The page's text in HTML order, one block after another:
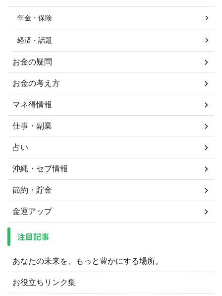
年金・保険
経済・話題
お金の疑問
お金の考え方
マネ得情報
仕事・副業
占い
沖縄・セブ情報
節約・貯金
金運アップ
注目記事
あなたの未来を、もっと豊かにする場所。
お役立ちリンク集